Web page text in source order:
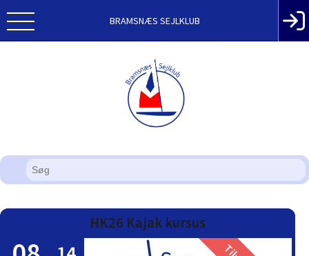
BRAMSNÆS SEJLKLUB
HK26 Kajak kursus